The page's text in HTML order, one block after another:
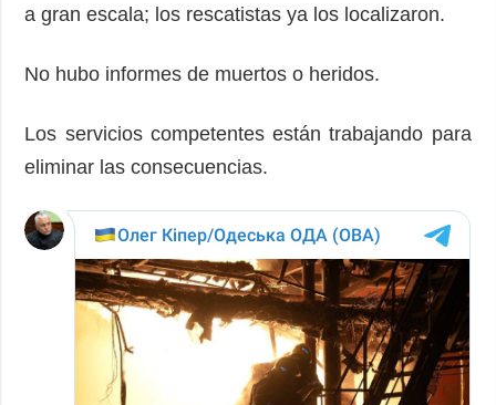
a gran escala; los rescatistas ya los localizaron.
No hubo informes de muertos o heridos.
Los servicios competentes están trabajando para
eliminar las consecuencias.